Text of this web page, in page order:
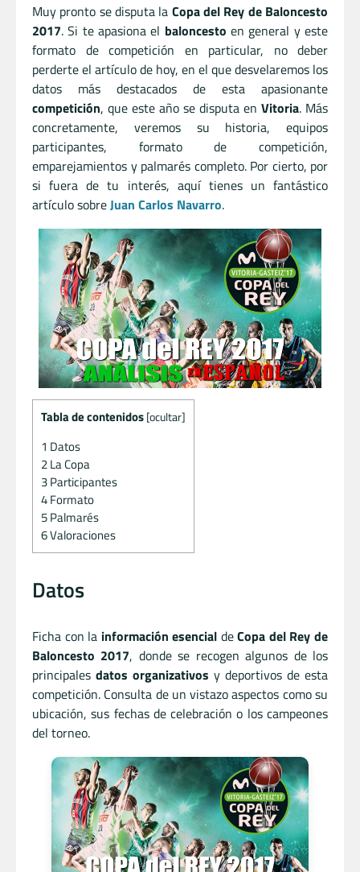
Muy pronto se disputa la Copa del Rey de Baloncesto
2017. Si te apasiona el baloncesto en general y este
formato de competición en particular, no deber
perderte el artículo de hoy, en el que desvelaremos los
datos más destacados de esta apasionante
competición, que este año se disputa en Vitoria. Más
concretamente, veremos su historia, equipos
participantes, formato de competición,
emparejamientos y palmarés completo. Por cierto, por
si fuera de tu interés, aquí tienes un fantástico
artículo sobreJuan Carlos Navarro.
Tabla de contenidos [ocultar]
1 Datos
2La Copa
3Participantes
4Formato
5Palmarés
6Valoraciones
Datos
Ficha con la información esencial deCopa del Rey de
Baloncesto 2017, donde se recogen algunos de los
principales datos organizativos y deportivos de esta
competición. Consulta de un vistazo aspectos como su
ubicación, sus fechas de celebración o los campeones
del torneo.